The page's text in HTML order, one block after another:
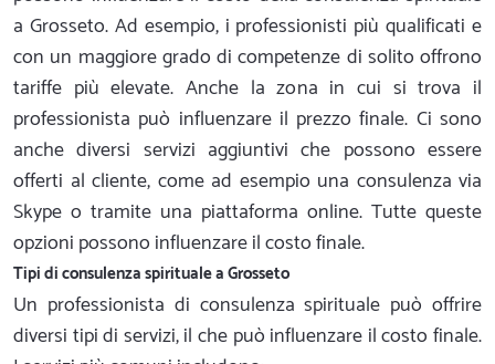
a Grosseto. Ad esempio, i professionisti più qualificati e
con un maggiore grado di competenze di solito offrono
tariffe più elevate. Anche la zona in cui si trova il
professionista può influenzare il prezzo finale. Ci sono
anche diversi servizi aggiuntivi che possono essere
offerti al cliente, come ad esempio una consulenza via
Skype o tramite una piattaforma online. Tutte queste
opzioni possono influenzare il costo finale.
Tipi di consulenza spirituale a Grosseto
Un professionista di consulenza spirituale può offrire
diversi tipi di servizi, il che può influenzare il costo finale.